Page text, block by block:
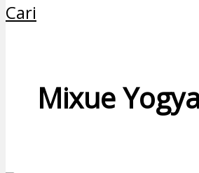
Cari
Mixue